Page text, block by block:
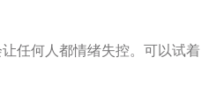
任何人都情绪失控。可以试着